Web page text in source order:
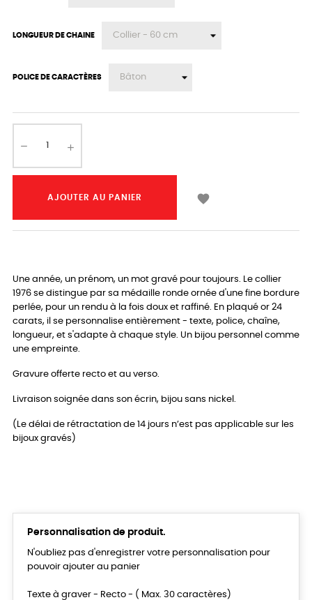
LONGUEUR DE CHAINE
POLICE DE CARACTÈRES
AJOUTER AU PANIER 
Une année, un prénom, un mot gravé pour toujours. Le collier
1976 se distingue par sa médaille ronde ornée d'une fine bordure
perlée, pour un rendu à la fois doux et raffiné. En plaqué or 24
carats, il se personnalise entièrement - texte, police, chaîne,
longueur, et s'adapte à chaque style. Un bijou personnel comme
une empreinte.
Gravure offerte recto et au verso.
Livraison soignée dans son écrin, bijou sans nickel.
(Le délai de rétractation de 14 jours n’est pas applicable sur les
bijoux gravés)
Personnalisation de produit.
N'oubliez pas d'enregistrer votre personnalisation pour
pouvoir ajouter au panier
Texte à graver - Recto - ( Max. 30 caractères)